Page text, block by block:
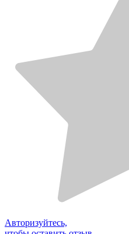
Авторизуйтесь,